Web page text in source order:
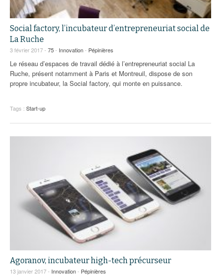
Social factory, l’incubateur d’entrepreneuriat social de
La Ruche
3 février 2017 - 75- Innovation- Pépinières
Le réseau d’espaces de travail dédié à l’entrepreneuriat social La
Ruche, présent notamment à Paris et Montreuil, dispose de son
propre incubateur, la Social factory, qui monte en puissance.
Tags : Start-up
Agoranov, incubateur high-tech précurseur
13 janvier 2017 - Innovation- Pépinières